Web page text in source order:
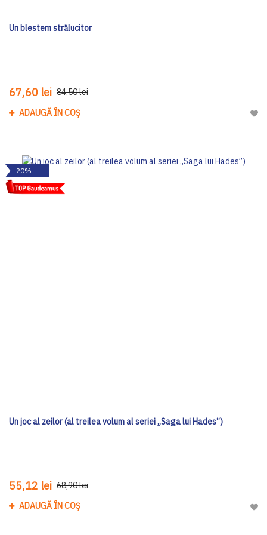
Un blestem strălucitor
67,60 lei 84,50 lei
ADAUGĂ ÎN COȘ
-20%
Un joc al zeilor (al treilea volum al seriei „Saga lui Hades”)
55,12 lei 68,90 lei
ADAUGĂ ÎN COȘ